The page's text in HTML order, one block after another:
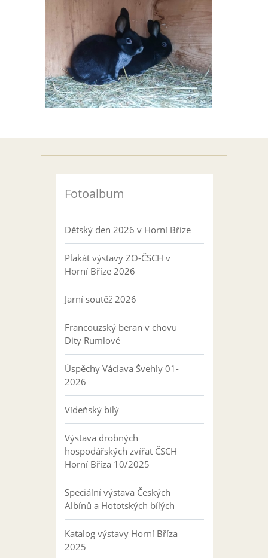
Fotoalbum
Dětský den 2026 v Horní Bříze
Plakát výstavy ZO-ČSCH v
Horní Bříze 2026
Jarní soutěž 2026
Francouzský beran v chovu
Dity Rumlové
Úspěchy Václava Švehly 01-
2026
Vídeňský bílý
Výstava drobných
hospodářských zvířat ČSCH
Horní Bříza 10/2025
Speciální výstava Českých
Albínů a Hototských bílých
Katalog výstavy Horní Bříza
2025